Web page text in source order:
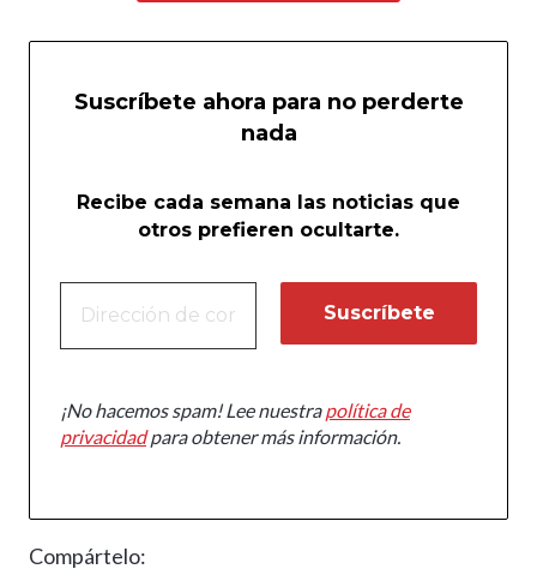
Suscríbete ahora para no perderte
nada
Recibe cada semana las noticias que
otros prefieren ocultarte.
¡No hacemos spam! Lee nuestrapolítica de
privacidadpara obtener más información.
Compártelo: